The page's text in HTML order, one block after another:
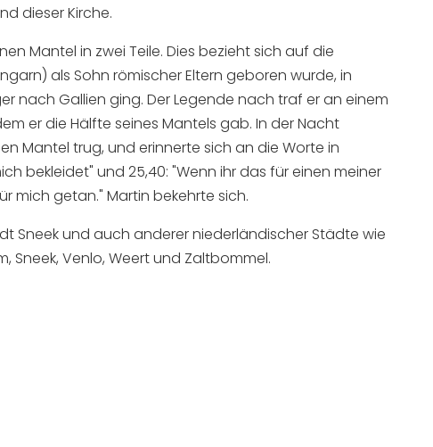
dieser Kirche.
Mantel in zwei Teile. Dies bezieht sich auf die
als Sohn römischer Eltern geboren wurde, in
nach Gallien ging. Der Legende nach traf er an einem
er die Hälfte seines Mantels gab. In der Nacht
Mantel trug, und erinnerte sich an die Worte in
bekleidet" und 25,40: "Wenn ihr das für einen meiner
mich getan." Martin bekehrte sich.
Sneek und auch anderer niederländischer Städte wie
Sneek, Venlo, Weert und Zaltbommel.